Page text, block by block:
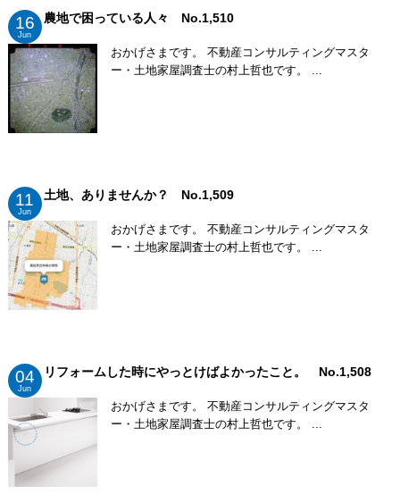
16
Jun
農地で困っている人々 No.1,510
おかげさまです。 不動産コンサルティングマスタ
ー・土地家屋調査士の村上哲也です。 ...
11
Jun
土地、ありませんか？ No.1,509
おかげさまです。 不動産コンサルティングマスタ
ー・土地家屋調査士の村上哲也です。 ...
04
Jun
リフォームした時にやっとけばよかったこと。 No.1,508
おかげさまです。 不動産コンサルティングマスタ
ー・土地家屋調査士の村上哲也です。 ...